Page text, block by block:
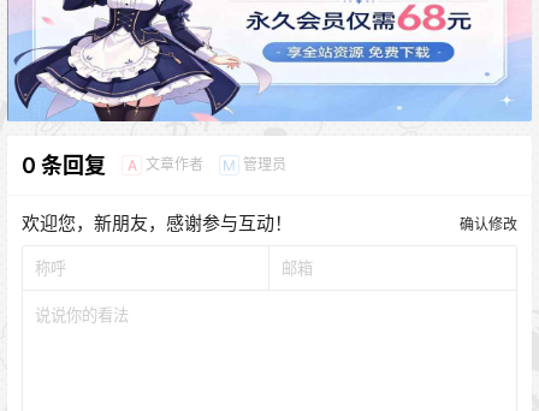
0 条回复 A 文章作者 M 管理员
欢迎您，新朋友，感谢参与互动！ 确认修改